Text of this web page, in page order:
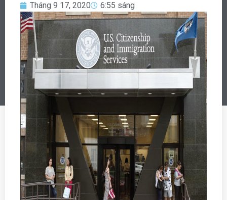
Tháng 9 17, 2020 6:55 sáng